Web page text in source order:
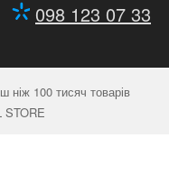
098 123 07 33
ніж 100 тисяч товарів
STORE